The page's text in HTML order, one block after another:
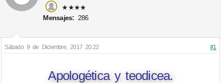
★★★★
Mensajes: 286
Sábado 9 de Diciembre, 2017 20:22 #1
Apologética y teodicea.